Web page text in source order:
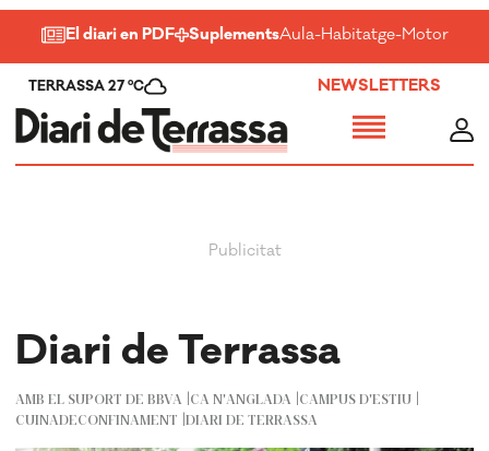
El diari en PDF SuplementsAula-Habitatge-Motor-
TERRASSA 27 ºC NEWSLETTERS
Diari de Terrassa
AMB EL SUPORT DE BBVA CA N'ANGLADA CAMPUS D'ESTIU
CUINADECONFINAMENT DIARI DE TERRASSA